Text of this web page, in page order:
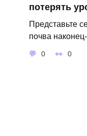
потерять
Представьте
почва
0 0